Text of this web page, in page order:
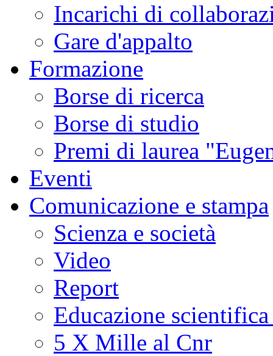
Incarichi di
Gare d'appalto
Formazione
Borse di ricerca
Borse di studio
Premi di laurea
Eventi
Comunicazione e stampa
Scienza e società
Video
Report
Educazione
5 X Mille al Cnr